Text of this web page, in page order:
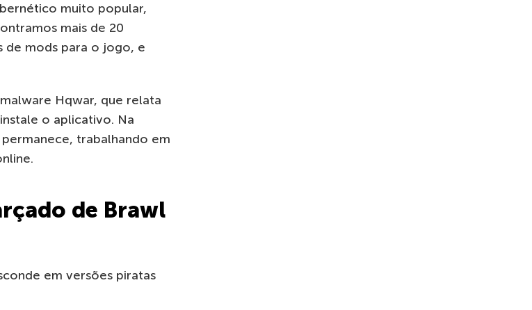
muito popular,
mais de 20
de mods para o jogo, e
Hqwar, que relata
o aplicativo. Na
trabalhando em
de Brawl
em versões piratas